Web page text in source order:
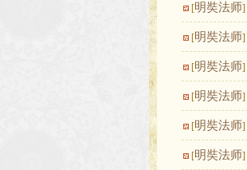
[明奘法师]
[明奘法师]
[明奘法师]
[明奘法师]
[明奘法师]
[明奘法师]